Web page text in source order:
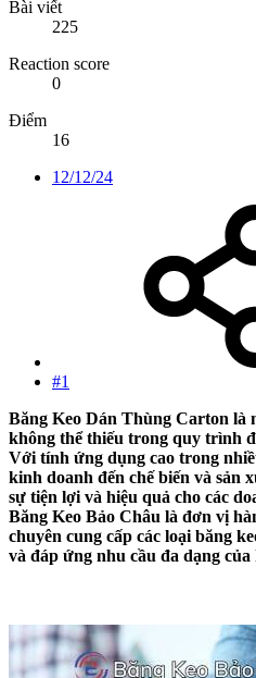
Bài viết
225
Reaction score
0
Điểm
16
12/12/24
#1
Băng Keo Dán Thùng Carton là
không thể thiếu trong quy trình
Với tính ứng dụng cao trong
kinh doanh đến chế biến và sản
sự tiện lợi và hiệu quả cho các
Băng Keo Bảo Châu là đơn vị
chuyên cung cấp các loại băng
và đáp ứng nhu cầu đa dạng của